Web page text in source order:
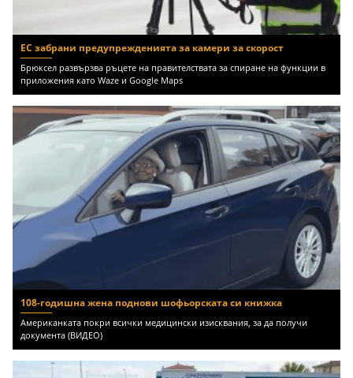
ЕС забрани предупрежденията за камери за скорост
Брюксел развързва ръцете на правителствата за спиране на функции в
приложения като Waze и Google Maps
108-годишна жена поднови шофьорската си книжка
Американката покри всички медицински изисквания, за да получи
документа (ВИДЕО)